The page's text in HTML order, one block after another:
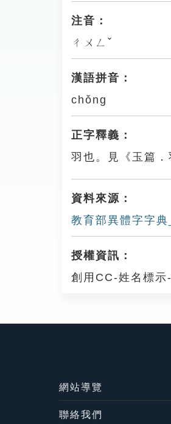
注音：
ㄔㄨㄥˇ
漢語拼音：
chǒng
正字釋義：
羽也。見《玉篇．
資料來源：
教育部異體字字典
授權資訊：
創用CC-姓名標
網站導覽
聯絡我們